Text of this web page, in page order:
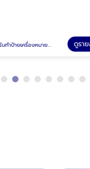
ายเครื่องหมายเตือน ป้ายระวังอันตราย ป้ายระวังรถยก ดูรา